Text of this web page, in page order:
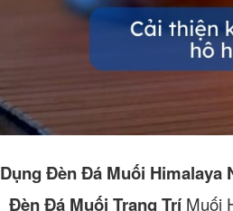
Đèn Đá Muối Himalaya
Đèn Đá Muối Trang TríMuối